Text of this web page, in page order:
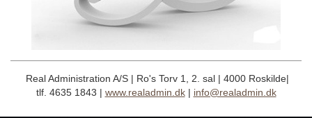
Real Administration A/S | Ro's Torv 1, 2. sal | 4000 Roskilde|
tlf. 4635 1843 | www.realadmin.dk | info@realadmin.dk